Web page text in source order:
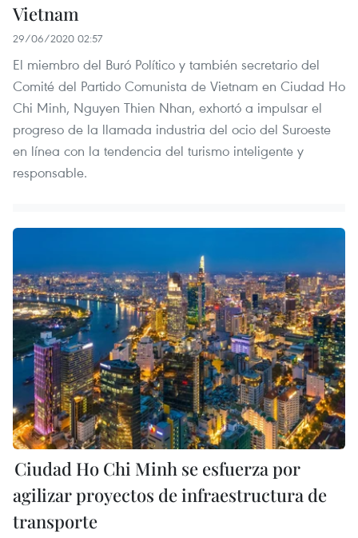
Vietnam
29/06/2020 02:57
El miembro del Buró Político y también secretario del
Comité del Partido Comunista de Vietnam en Ciudad Ho
Chi Minh, Nguyen Thien Nhan, exhortó a impulsar el
progreso de la llamada industria del ocio del Suroeste
en línea con la tendencia del turismo inteligente y
responsable.
Ciudad Ho Chi Minh se esfuerza por
agilizar proyectos de infraestructura de
transporte